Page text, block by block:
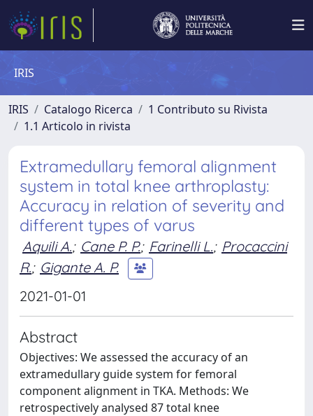
IRIS
IRIS Catalogo Ricerca
1 Contributo su Rivista
1.1 Articolo in rivista
Extramedullary femoral alignment
system in total knee arthroplasty:
Accuracy in relation of severity and
different types of varus
Aquili A.; Cane P. P.; Farinelli L.; Procaccini
R.; Gigante A. P.
2021-01-01
Abstract
Objectives: We assessed the accuracy of an
extramedullary guide system for femoral
component alignment in TKA. Methods: We
retrospectively analysed 87 total knee